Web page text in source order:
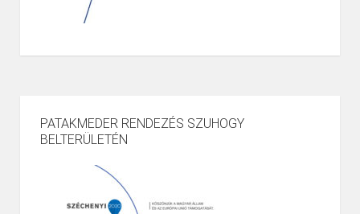
PATAKMEDER RENDEZÉS SZUHOGY
BELTERÜLETÉN